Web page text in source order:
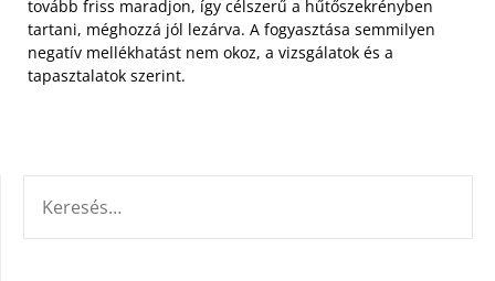
tovább friss maradjon, így célszerű a hűtőszekrényben
tartani, méghozzá jól lezárva. A fogyasztása semmilyen
negatív mellékhatást nem okoz, a vizsgálatok és a
tapasztalatok szerint.